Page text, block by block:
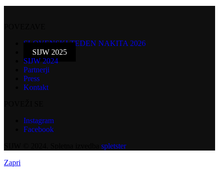
SLOVENSKI TEDEN NAKITA 2026
SIJW 2025
SIJW 2024
Partnerji
Press
Kontakt
Instagram
Facebook
spletster
Zapri